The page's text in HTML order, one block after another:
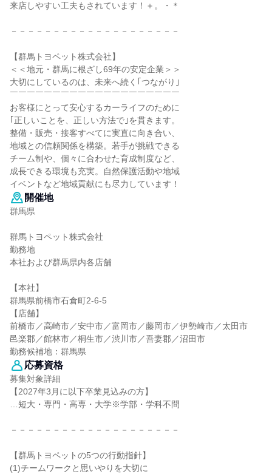
来店しやすい工夫もされています！＋。・＊
－－－－－－－－－－－－－－－－－－－－
【群馬トヨペット株式会社】
＜＜地元・群馬に根ざし69年の安定企業＞＞
大切にしているのは、未来へ続く｢つながり｣
￣￣￣￣￣￣￣￣￣￣￣￣￣￣￣￣￣￣￣￣
お客様にとって安心するカーライフのために
｢正しいことを、正しい方法で｣を貫きます。
整備・販売・接客すべてに実直に向き合い、
地域との信頼関係を構築。若手が挑戦できる
チーム制や、個々に合わせた育成制度など、
成長できる環境も充実。自然保護活動や地域
イベントなど地域貢献にも尽力しています！
開催地
群馬県
群馬トヨペット株式会社
勤務地
本社および群馬県内各店舗
【本社】
群馬県前橋市石倉町2-6-5
【店舗】
前橋市／高崎市／安中市／富岡市／藤岡市／伊勢崎市／太田市
邑楽郡／館林市／桐生市／渋川市／吾妻郡／沼田市
勤務候補地：群馬県
応募資格
募集対象詳細
【2027年3月に以下卒業見込みの方】
…短大・専門・高専・大学※学部・学科不問
－－－－－－－－－－－－－－－－－－－－
【群馬トヨペットの5つの行動指針】
(1)チームワークと思いやりを大切に